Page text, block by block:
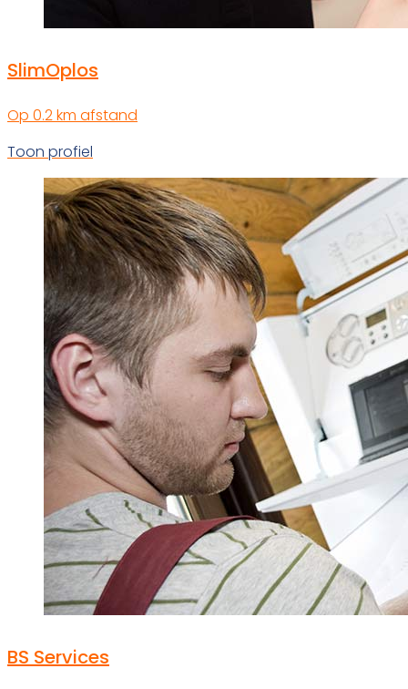
SlimOplos
Op 0.2 km afstand
Toon profiel
BS Services